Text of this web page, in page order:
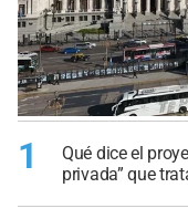
1
Qué dice el
privada” que